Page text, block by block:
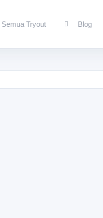
Semua Tryout
Blog